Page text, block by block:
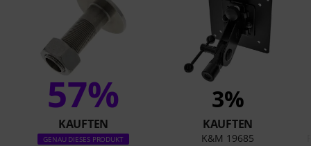
57%
KAUFTEN
GENAU DIESES PRODUKT
3%
KAUFTEN
K&M 19685